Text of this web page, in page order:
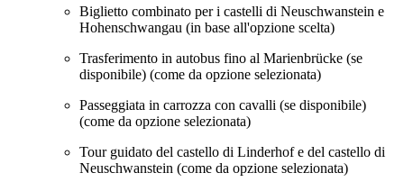
Biglietto combinato per i castelli di Neuschwanstein e
Hohenschwangau (in base all'opzione scelta)
Trasferimento in autobus fino al Marienbrücke (se
disponibile) (come da opzione selezionata)
Passeggiata in carrozza con cavalli (se disponibile)
(come da opzione selezionata)
Tour guidato del castello di Linderhof e del castello di
Neuschwanstein (come da opzione selezionata)